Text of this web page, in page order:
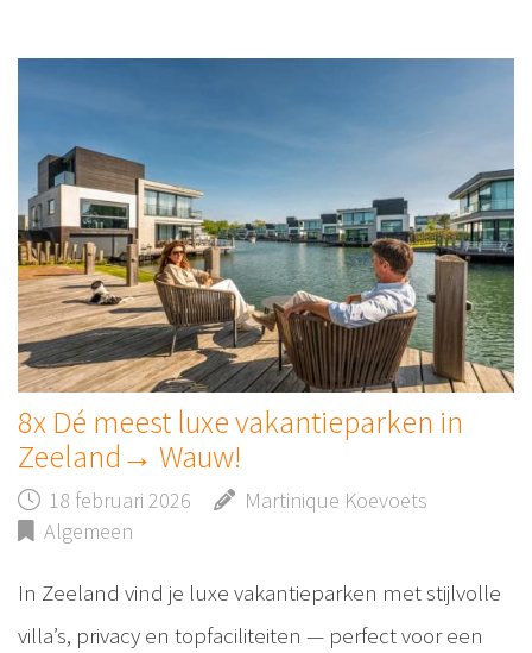
8x Dé meest luxe vakantieparken in
Zeeland→ Wauw!
18 februari 2026
Martinique Koevoets
Algemeen
In Zeeland vind je luxe vakantieparken met stijlvolle
villa’s, privacy en topfaciliteiten — perfect voor een